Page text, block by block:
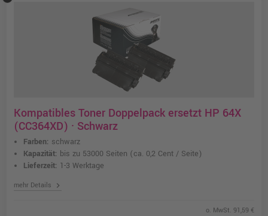
Kompatibles Toner Doppelpack ersetzt HP 64X
(CC364XD) · Schwarz
Farben: schwarz
Kapazität: bis zu 53000 Seiten (ca. 0,2 Cent / Seite)
Lieferzeit: 1-3 Werktage
mehr Details chevron_right
o. MwSt. 91,59 €